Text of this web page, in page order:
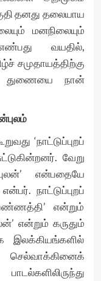
தனது தலையாய
மனநிலையும்
வயதில்,
சமுதாயத்திற்கு
துணையை நான்
‘நாட்டுப்புறப்
வேறு
என்பதையே
நாட்டுப்புறப்
என்றும்
என்றும் கருதும்
இலக்கியங்களில்